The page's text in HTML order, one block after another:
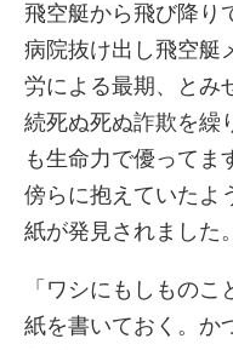
飛空艇から飛び降り
病院抜け出し飛空艇
労による最期、とみ
続死ぬ死ぬ詐欺を繰
も生命力で優ってま
傍らに抱えていたよ
紙が発見されました。
「ワシにもしもの
紙を書いておく。か